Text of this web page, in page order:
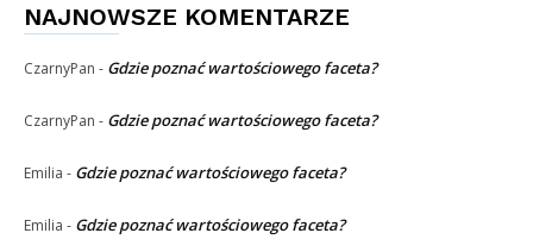
NAJNOWSZE KOMENTARZE
CzarnyPan - Gdzie poznać wartościowego faceta?
CzarnyPan - Gdzie poznać wartościowego faceta?
Emilia - Gdzie poznać wartościowego faceta?
Emilia - Gdzie poznać wartościowego faceta?